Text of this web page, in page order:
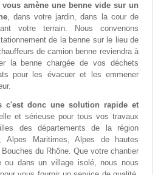
amène une benne vide sur un
, dans votre jardin, dans la cour de
votre terrain. Nous convenons
de la benne sur le lieu de
de camion benne reviendra à
la benne chargée de vos déchets
pour les évacuer et les emmener
c'est donc une solution rapide et
et sérieuse pour tous vos travaux
des départements de la région
Alpes Maritimes, Alpes de hautes
du Rhône. Que votre chantier
ou dans un village isolé, nous nous